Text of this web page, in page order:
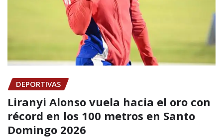
DEPORTIVAS
Liranyi Alonso vuela hacia el oro con
récord en los 100 metros en Santo
Domingo 2026